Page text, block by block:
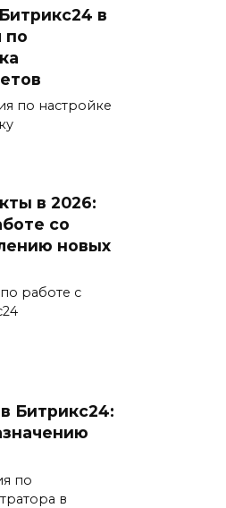
в
по
по настройке
в 2026:
со
новых
работе с
Битрикс24:
по
в